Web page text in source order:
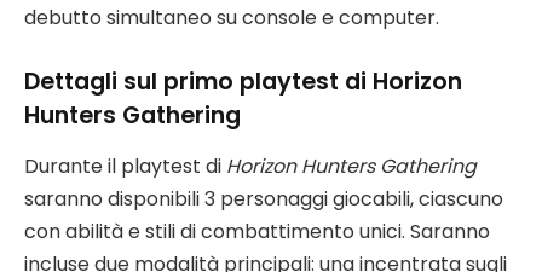
debutto simultaneo su console e computer.
Dettagli sul primo playtest di Horizon
Hunters Gathering
Durante il playtest di Horizon Hunters Gathering
saranno disponibili 3 personaggi giocabili, ciascuno
con abilità e stili di combattimento unici. Saranno
incluse due modalità principali: una incentrata sugli